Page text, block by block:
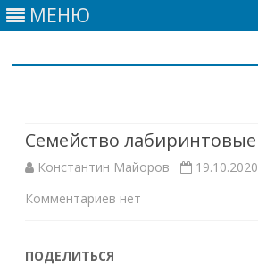
МЕНЮ
Семейство лабиринтовые
Константин Майоров
19.10.2020
Комментариев кнет
ПОДЕЛИТЬСЯ